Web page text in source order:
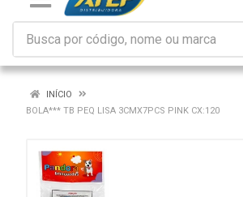
INÍCIO
BOLA*** TB PEQ LISA 3CMX7PCS PINK CX:120